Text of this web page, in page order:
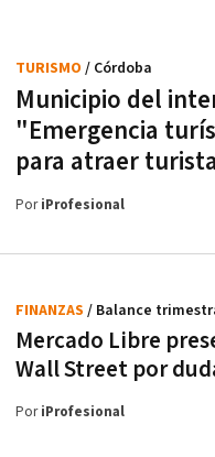
Municipio del
"Emergencia
para atraer
TURISMO / Córdoba
PoriProfesional
Mercado Libre
Wall Street por
FINANZAS / Balance
PoriProfesional